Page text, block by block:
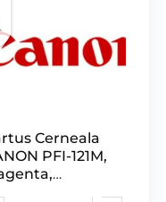
Cerneala
PFI-121M,